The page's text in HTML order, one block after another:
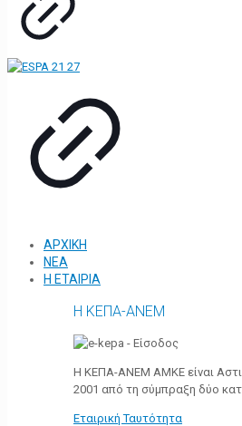
ΑΡΧΙΚΗ
ΝΕΑ
Η ΕΤΑΙΡΙΑ
Η ΚΕΠΑ-ΑΝΕΜ
Η ΚΕΠΑ-ΑΝΕΜ ΑΜΚΕ είναι
2001 από τη σύμπραξη δύο
Εταιρική Ταυτότητα